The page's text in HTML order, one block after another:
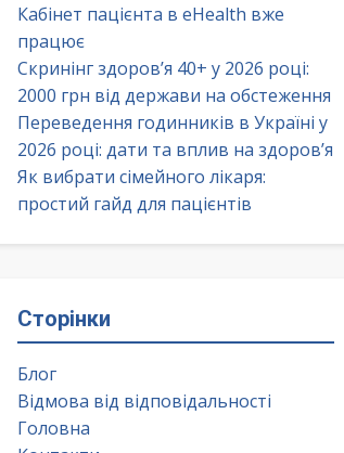
Кабінет пацієнта в eHealth вже
працює
Скринінг здоров’я 40+ у 2026 році:
2000 грн від держави на обстеження
Переведення годинників в Україні у
2026 році: дати та вплив на здоров’я
Як вибрати сімейного лікаря:
простий гайд для пацієнтів
Сторінки
Блог
Відмова від відповідальності
Головна